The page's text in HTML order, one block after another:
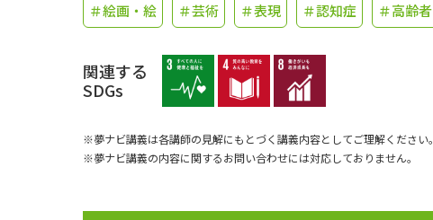
＃絵画・絵 ＃芸術 ＃表現 ＃認知症 ＃高齢者
関連する
SDGs
※夢ナビ講義は各講師の見解にもとづく講義内容としてご理解ください。
※夢ナビ講義の内容に関するお問い合わせには対応しておりません。